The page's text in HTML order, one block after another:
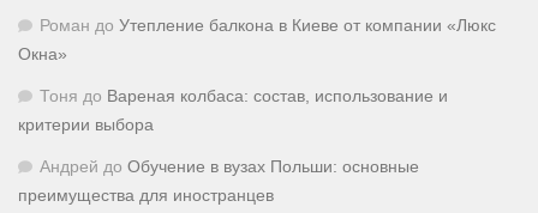
Роман до Утепление балкона в Киеве от компании «Люкс
Окна»
Тоня до Вареная колбаса: состав, использование и
критерии выбора
Андрей до Обучение в вузах Польши: основные
преимущества для иностранцев